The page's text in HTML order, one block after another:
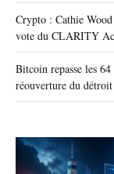
Crypto : Cathie
vote du CLARITY
Bitcoin repasse les
réouverture du